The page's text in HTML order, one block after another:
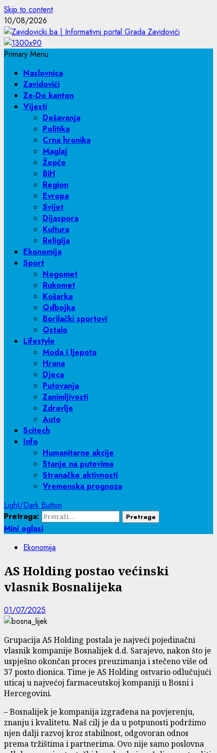
Skip to content
10/08/2026
Primary Menu
Naslovnica
Zavidovići
Ze-Do kanton
Vijesti
Dešavanja
Politika
Crna hronika
Maglaj
Žepče
BiH
Region
Evropa
Svijet
Dijaspora
Kultura
Religija
Ekonomija
Sport
Nogomet
Rukomet
Košarka
Odbojka
Borilački sportovi
Ostalo
Lifestyle
Moda i ljepota
Hrana
Djeca
Putovanja
Zanimljivosti
Zdravlje
Auto
Scitech
Info
Humanitarne akcije
Stanje na putevima
Stranačke aktivnosti
Vremenska prognoza
Light/Dark Button
Pretraga:
Mini oglasi
Ekonomija
AS Holding postao većinski
vlasnik Bosnalijeka
01/07/2025
Grupacija AS Holding postala je najveći pojedinačni
vlasnik kompanije Bosnalijek d.d. Sarajevo, nakon što je
uspješno okončan proces preuzimanja i stečeno više od
37 posto dionica. Time je AS Holding ostvario odlučujući
uticaj u najvećoj farmaceutskoj kompaniji u Bosni i
Hercegovini.
– Bosnalijek je kompanija izgrađena na povjerenju,
znanju i kvalitetu. Naš cilj je da u potpunosti podržimo
njen dalji razvoj kroz stabilnost, odgovoran odnos
prema tržištima i partnerima. Ovo nije samo poslovna